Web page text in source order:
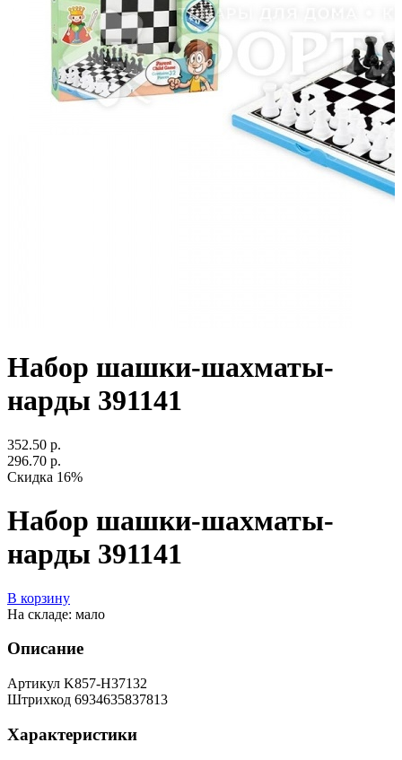
Набор шашки-шахматы-
нарды 391141
352.50 р.
296.70 р.
Скидка 16%
Набор шашки-шахматы-
нарды 391141
В корзину
На складе: мало
Описание
Артикул K857-H37132
Штрихкод 6934635837813
Характеристики